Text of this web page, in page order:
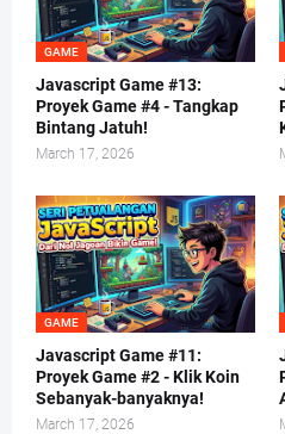
GAME
Javascript Game #13:
Proyek Game #4 - Tangkap
Bintang Jatuh!
March 17, 2026
GAME
Javascript Game #11:
Proyek Game #2 - Klik Koin
Sebanyak-banyaknya!
March 17, 2026